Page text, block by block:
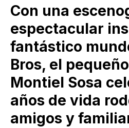
Con una
espectacular
fantástico
Bros, el
Montiel Sosa
años de vida
amigos y